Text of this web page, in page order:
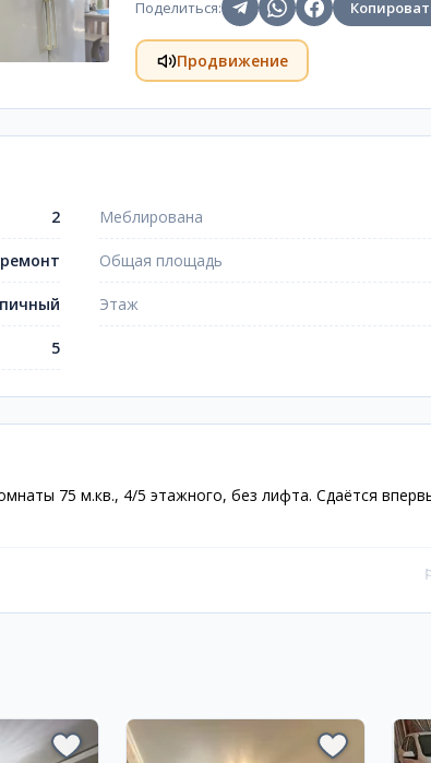
Поделиться:
Продвижение
2 Меблирована
Общая площадь
Этаж
5
75 м.кв., 4/5 этажного, без лифта. Сдаётся